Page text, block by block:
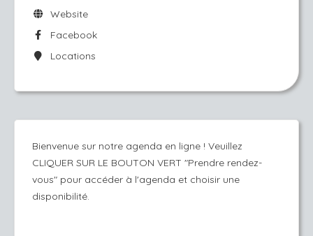
Website
Facebook
Locations
Bienvenue sur notre agenda en ligne ! Veuillez
CLIQUER SUR LE BOUTON VERT "Prendre rendez-
vous" pour accéder à l'agenda et choisir une
disponibilité.